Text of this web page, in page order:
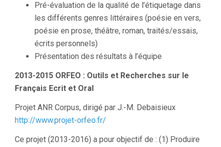
Pré-évaluation de la qualité de l’étiquetage dans
les différents genres littéraires (poésie en vers,
poésie en prose, théâtre, roman, traités/essais,
écrits personnels)
Présentation des résultats à l’équipe
2013-2015 ORFEO : Outils et Recherches sur le
Français Ecrit et Oral
Projet ANR Corpus, dirigé par J.-M. Debaisieux
http://www.projet-orfeo.fr/
Ce projet (2013-2016) a pour objectif de : (1) Produire